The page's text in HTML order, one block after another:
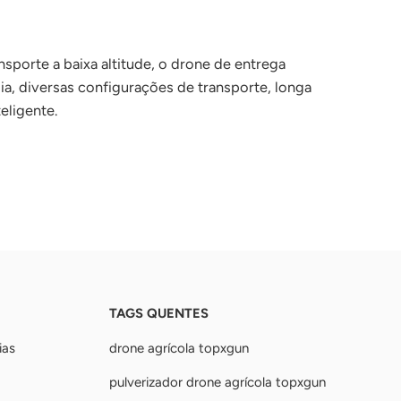
a baixa altitude, o drone de entrega
diversas configurações de transporte, longa
TAGS QUENTES
drone agrícola topxgun
pulverizador drone agrícola topxgun